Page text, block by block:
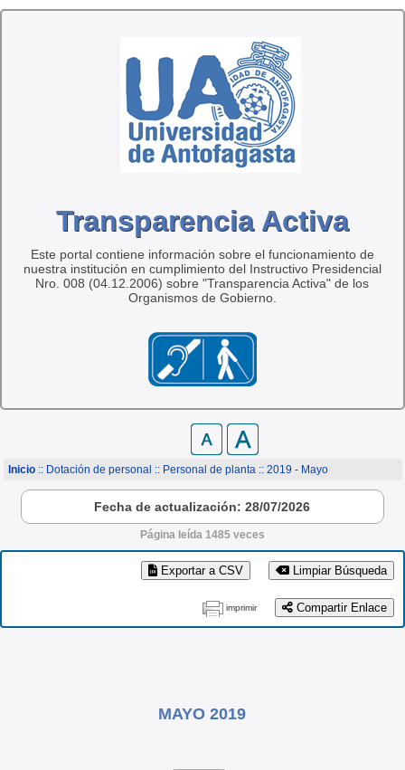
Transparencia Activa
Este portal contiene información sobre el funcionamiento de
nuestra institución en cumplimiento del Instructivo Presidencial
Nro. 008 (04.12.2006) sobre "Transparencia Activa" de los
Organismos de Gobierno.
Inicio :: Dotación de personal :: Personal de planta :: 2019 - Mayo
Fecha de actualización: 28/07/2026
Página leída 1485 veces
Limpiar Búsqueda
Exportar a CSV
Compartir Enlace
imprimir
MAYO 2019